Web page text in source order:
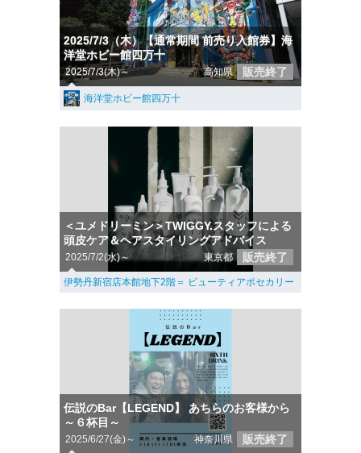
2025/7/3（木）【通常期間 前売り入館券】海
洋堂ホビー館四万十
2025/7/3(木)～ 高知県 販売終了
海洋堂ホビー館四万十
＜ユメドリーミン＞TWIGGY.スタッフによる
頭皮ケア＆ヘアスタイリングアドバイス
2025/7/2(水)～ 東京都 販売終了
伊勢丹新宿店本館地下2階＝ ビューティアポセカリー
伝説のBar【LEGEND】 あちらのお客様から
～６杯目～
2025/6/27(金)～ 神奈川県 販売終了